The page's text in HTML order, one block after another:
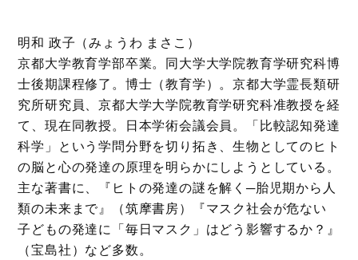
明和 政子（みょうわ まさこ）
京都大学教育学部卒業。同大学大学院教育学研究科博
士後期課程修了。博士（教育学）。京都大学霊長類研
究所研究員、京都大学大学院教育学研究科准教授を経
て、現在同教授。日本学術会議会員。「比較認知発達
科学」という学問分野を切り拓き、生物としてのヒト
の脳と心の発達の原理を明らかにしようとしている。
主な著書に、『ヒトの発達の謎を解く─胎児期から人
類の未来まで』（筑摩書房）『マスク社会が危ない
子どもの発達に「毎日マスク」はどう影響するか？』
（宝島社）など多数。